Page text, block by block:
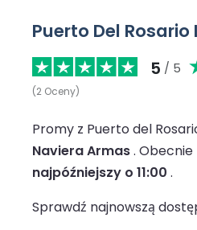
Puerto Del
5 / 5
(2 Oceny)
Promy z Puerto del
Naviera Armas. Obecnie
najpóźniejszy o 11:00 .
Sprawdź najnowszą